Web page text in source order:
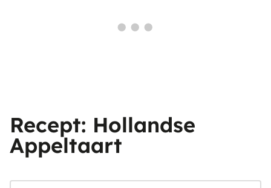
Recept: Hollandse
Appeltaart